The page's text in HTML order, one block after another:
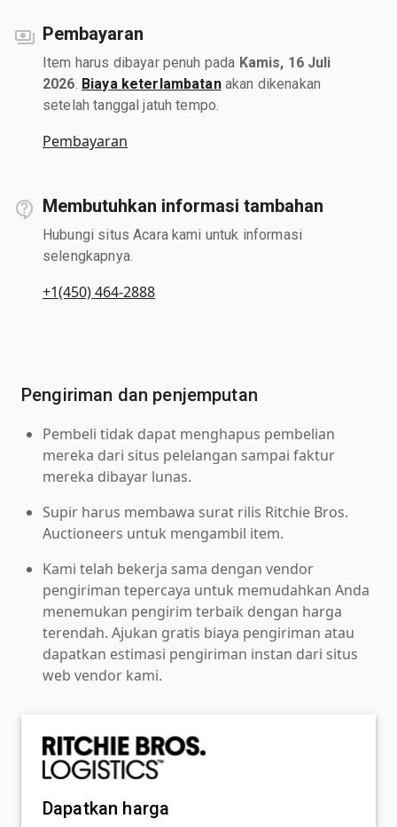
Pembayaran
Item harus dibayar penuh pada Kamis, 16 Juli
2026 Biaya keterlambatanakan dikenakan
setelah tanggal jatuh tempo.
Pembayaran
Membutuhkan informasi tambahan
Hubungi situs Acara kami untuk informasi
selengkapnya.
+1(450) 464-2888
Pengiriman dan penjemputan
Pembeli tidak dapat menghapus pembelian
mereka dari situs pelelangan sampai faktur
mereka dibayar lunas.
Supir harus membawa surat rilis Ritchie Bros.
Auctioneers untuk mengambil item.
Kami telah bekerja sama dengan vendor
pengiriman tepercaya untuk memudahkan Anda
menemukan pengirim terbaik dengan harga
terendah. Ajukan gratis biaya pengiriman atau
dapatkan estimasi pengiriman instan dari situs
web vendor kami.
Dapatkan harga